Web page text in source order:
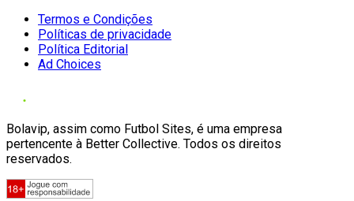
Termos e Condições
Políticas de privacidade
Política Editorial
Ad Choices
Bolavip, assim como Futbol Sites, é uma empresa
pertencente à Better Collective. Todos os direitos
reservados.